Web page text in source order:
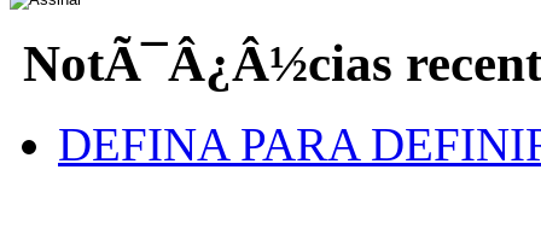
NotÃ¯Â¿Â½cias
DEFINA PARA